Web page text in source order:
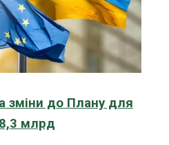
зміни до Плану для
млрд